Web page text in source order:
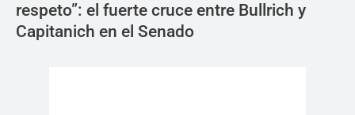
respeto”: el fuerte cruce entre Bullrich y
Capitanich en el Senado